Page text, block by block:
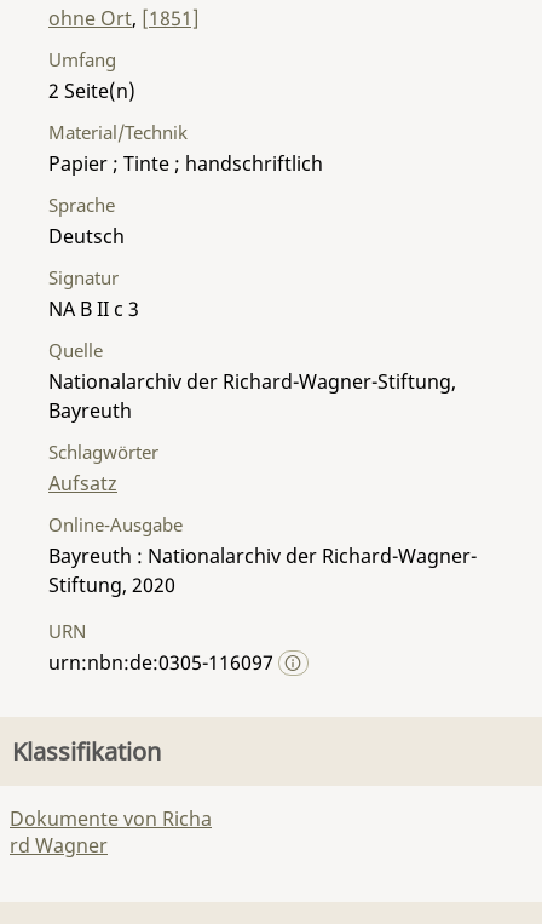
ohne Ort, [1851]
Umfang
2
Material/Technik
Papier ; Tinte ; handschriftlich
Sprache
Deutsch
Signatur
NA B II c 3
Quelle
Nationalarchiv der Richard-Wagner-Stiftung,
Bayreuth
Schlagwörter
Aufsatz
Online-Ausgabe
Bayreuth : Nationalarchiv der Richard-Wagner-
Stiftung, 2020
URN
urn:nbn:de:0305-116097
Klassifikation
Dokumente von Richa
rd Wagner